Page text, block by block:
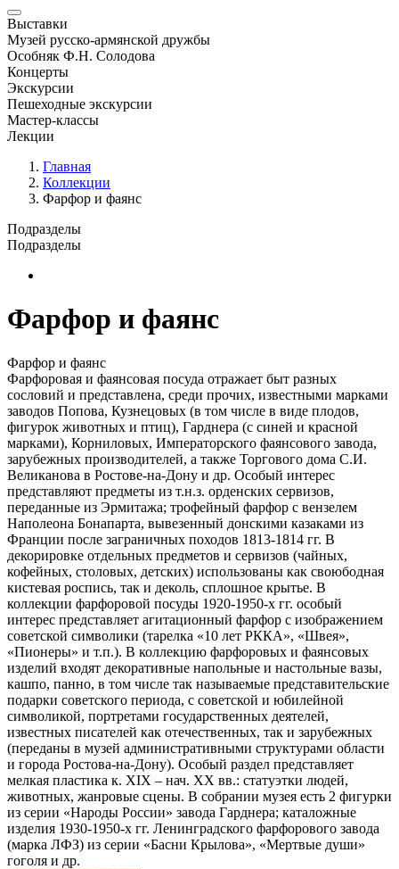
Выставки
Музей русско-армянской дружбы
Особняк Ф.Н. Солодова
Концерты
Экскурсии
Пешеходные экскурсии
Мастер-классы
Лекции
Главная
Коллекции
Фарфор и фаянс
Подразделы
Подразделы
Фарфор и фаянс
Фарфор и фаянс
Фарфоровая и фаянсовая посуда отражает быт разных
сословий и представлена, среди прочих, известными марками
заводов Попова, Кузнецовых (в том числе в виде плодов,
фигурок животных и птиц), Гарднера (с синей и красной
марками), Корниловых, Императорского фаянсового завода,
зарубежных производителей, а также Торгового дома С.И.
Великанова в Ростове-на-Дону и др. Особый интерес
представляют предметы из т.н.з. орденских сервизов,
переданные из Эрмитажа; трофейный фарфор с вензелем
Наполеона Бонапарта, вывезенный донскими казаками из
Франции после заграничных походов 1813-1814 гг. В
декорировке отдельных предметов и сервизов (чайных,
кофейных, столовых, детских) использованы как своюбодная
кистевая роспись, так и деколь, сплошное крытье. В
коллекции фарфоровой посуды 1920-1950-х гг. особый
интерес представляет агитационный фарфор с изображением
советской символики (тарелка «10 лет РККА», «Швея»,
«Пионеры» и т.п.). В коллекцию фарфоровых и фаянсовых
изделий входят декоративные напольные и настольные вазы,
кашпо, панно, в том числе так называемые представительские
подарки советского периода, с советской и юбилейной
символикой, портретами государственных деятелей,
известных писателей как отечественных, так и зарубежных
(переданы в музей административными структурами области
и города Ростова-на-Дону). Особый раздел представляет
мелкая пластика к. XIX – нач. XX вв.: статуэтки людей,
животных, жанровые сцены. В собрании музея есть 2 фигурки
из серии «Народы России» завода Гарднера; каталожные
изделия 1930-1950-х гг. Ленинградского фарфорового завода
(марка ЛФЗ) из серии «Басни Крылова», «Мертвые души»
гоголя и др.